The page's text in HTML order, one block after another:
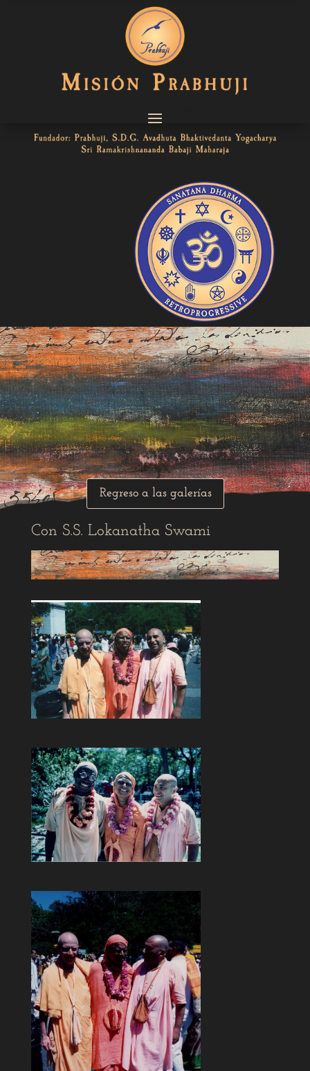
Regreso a las galerías
Con S.S. Lokanatha Swami